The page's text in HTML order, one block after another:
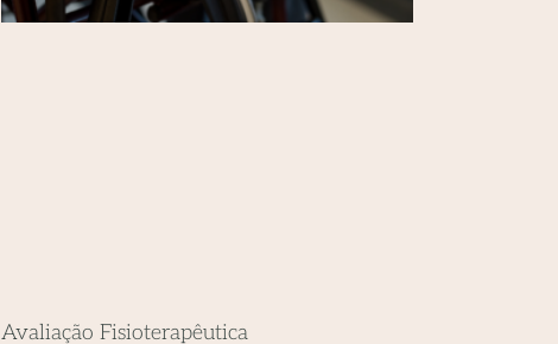
Avaliação Fisioterapêutica